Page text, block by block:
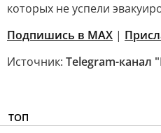
которых не успели
Подпишись в MAX |
Источник: Telegram-
ТОП